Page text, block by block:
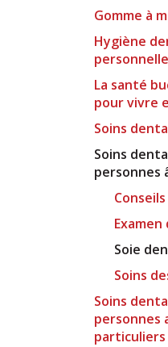
Gomme à
Hygiène
personnelle
La santé
pour vivre
Soins
Soins
personnes
Soie
Soins
Soins
personnes
particuliers